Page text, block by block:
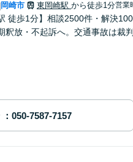
岡崎市 東岡崎駅 から徒歩1分営業
徒歩1分】相談2500件・解決
釈放・不起訴へ。交通事故は裁